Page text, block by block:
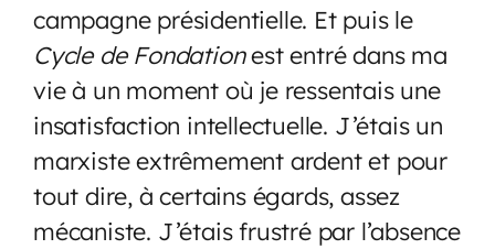
campagne présidentielle. Et puis le
Cycle de Fondationest entré dans ma
vie à un moment où je ressentais une
insatisfaction intellectuelle. J’étais un
marxiste extrêmement ardent et pour
tout dire, à certains égards, assez
mécaniste. J’étais frustré par l’absence